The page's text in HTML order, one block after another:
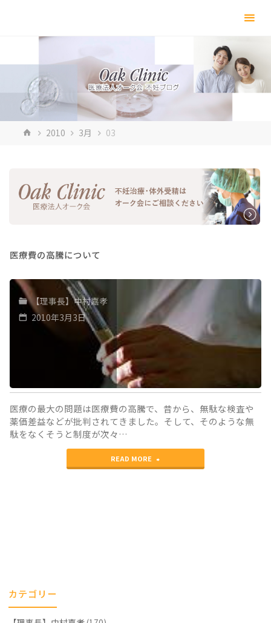
キ
ホ 2010 3月 03
医療費の高騰について
【理事長】中村嘉孝
2010年3月3日
医療の最大の問題は医療費の高騰で、昔から、無駄な検査や
薬価差益などが批判されてきました。そして、そのような無
駄をなくそうと制度が次々…
READ MORE
"医
カテゴリー